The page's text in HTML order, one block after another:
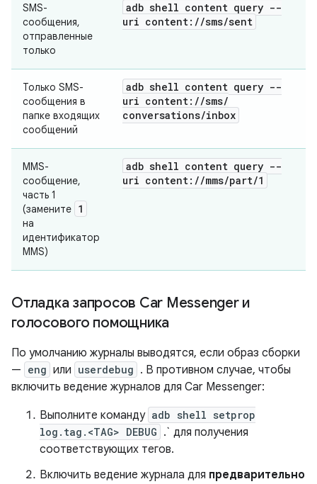
SMS-
сообщения,
отправленные
только
adb shell content query --
uri content: //sms/sent
Только SMS-
сообщения в
папке входящих
сообщений
adb shell content query --
uri content: //sms/
conversations/inbox
MMS-
сообщение,
часть 1
(замените 1
на
идентификатор
MMS)
adb shell content query --
uri content: //mms/part/1
Отладка запросов Car Messenger и
голосового помощника
По умолчанию журналы выводятся, если образ сборки
— eng или userdebug . В противном случае, чтобы
включить ведение журналов для Car Messenger:
Выполните команду adb shell setprop
log.tag.<TAG> DEBUG .` для получения
соответствующих тегов.
Включить ведение журнала для предварительно